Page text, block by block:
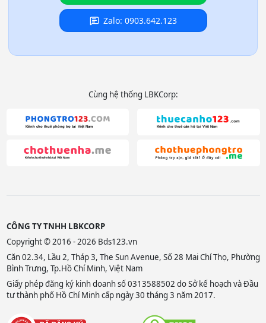
Zalo: 0903.642.123
Cùng hệ thống LBKCorp:
CÔNG TY TNHH LBKCORP
Copyright © 2016 - 2026 Bds123.vn
Căn 02.34, Lầu 2, Tháp 3, The Sun Avenue, Số 28 Mai Chí Thọ, Phường
Bình Trưng, Tp.Hồ Chí Minh, Việt Nam
Giấy phép đăng ký kinh doanh số 0313588502 do Sở kế hoạch và Đầu
tư thành phố Hồ Chí Minh cấp ngày 30 tháng 3 năm 2017.